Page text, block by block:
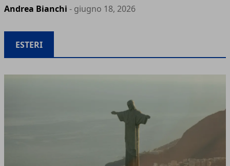
Andrea Bianchi - giugno 18, 2026
ESTERI